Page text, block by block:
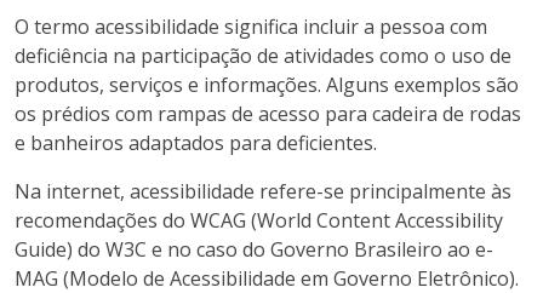
O termo acessibilidade significa incluir a pessoa com
deficiência na participação de atividades como o uso de
produtos, serviços e informações. Alguns exemplos são
os prédios com rampas de acesso para cadeira de rodas
e banheiros adaptados para deficientes.
Na internet, acessibilidade refere-se principalmente às
recomendações do WCAG (World Content Accessibility
Guide) do W3C e no caso do Governo Brasileiro ao e-
MAG (Modelo de Acessibilidade em Governo Eletrônico).